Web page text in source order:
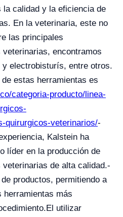
la calidad y la eficiencia de
En la veterinaria, este no
las principales
encontramos
electrobisturís, entre otros.
estas herramientas es
categoria-producto/linea-
quirurgicos-veterinarios/-
Kalstein ha
líder en la producción de
de alta calidad.-
productos, permitiendo a
herramientas más
El utilizar